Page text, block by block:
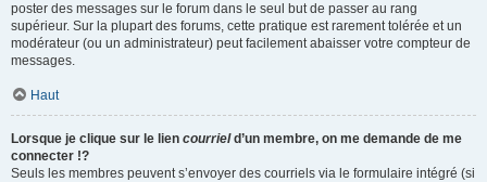
poster des messages sur le forum dans le seul but de passer au rang
supérieur. Sur la plupart des forums, cette pratique est rarement tolérée et un
modérateur (ou un administrateur) peut facilement abaisser votre compteur de
messages.
Haut
Lorsque je clique sur le lien courrield’un membre, on me demande de me
connecter !?
Seuls les membres peuvent s’envoyer des courriels via le formulaire intégré (si